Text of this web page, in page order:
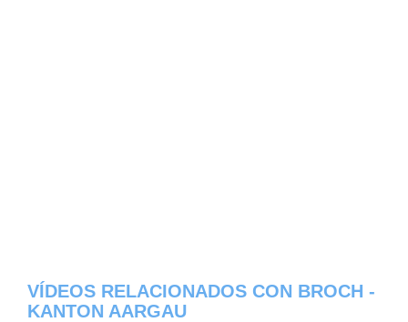
VÍDEOS RELACIONADOS CON BROCH -
KANTON AARGAU